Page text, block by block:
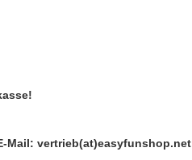
Mail: vertrieb(at)easyfunshop.net